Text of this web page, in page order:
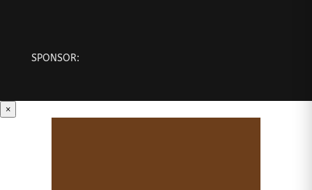
SPONSOR:
×